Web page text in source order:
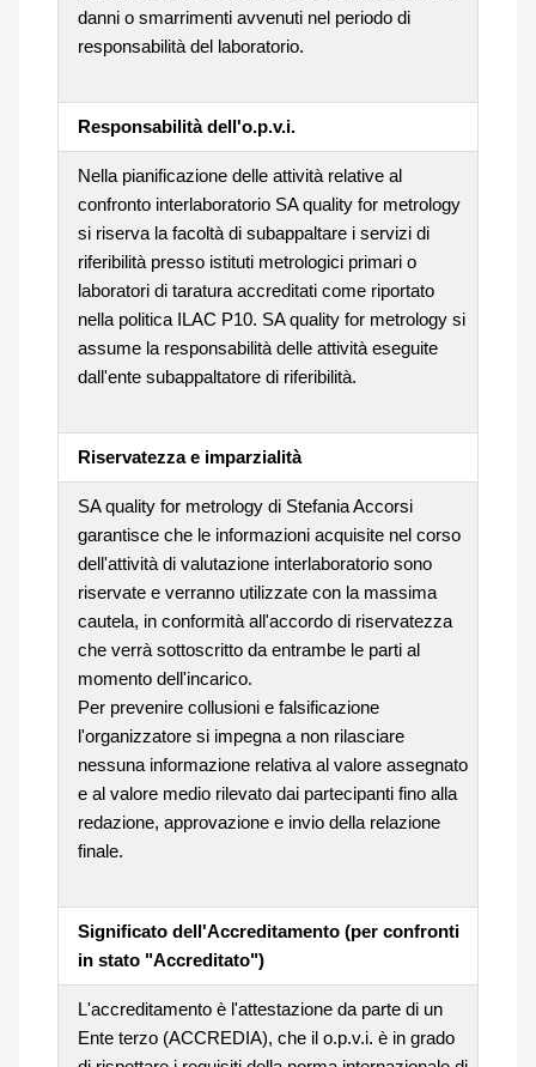
danni o smarrimenti avvenuti nel periodo di
responsabilità del laboratorio.
Responsabilità dell'o.p.v.i.
Nella pianificazione delle attività relative al
confronto interlaboratorio SA quality for metrology
si riserva la facoltà di subappaltare i servizi di
riferibilità presso istituti metrologici primari o
laboratori di taratura accreditati come riportato
nella politica ILAC P10. SA quality for metrology si
assume la responsabilità delle attività eseguite
dall'ente subappaltatore di riferibilità.
Riservatezza e imparzialità
SA quality for metrology di Stefania Accorsi
garantisce che le informazioni acquisite nel corso
dell'attività di valutazione interlaboratorio sono
riservate e verranno utilizzate con la massima
cautela, in conformità all'accordo di riservatezza
che verrà sottoscritto da entrambe le parti al
momento dell'incarico.
Per prevenire collusioni e falsificazione
l'organizzatore si impegna a non rilasciare
nessuna informazione relativa al valore assegnato
e al valore medio rilevato dai partecipanti fino alla
redazione, approvazione e invio della relazione
finale.
Significato dell'Accreditamento (per confronti
in stato "Accreditato")
L'accreditamento è l'attestazione da parte di un
Ente terzo (ACCREDIA), che il o.p.v.i. è in grado